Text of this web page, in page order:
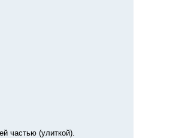
частью (улиткой).